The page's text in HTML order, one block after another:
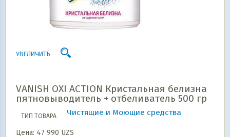
УВЕЛИЧИТЬ
VANISH OXI ACTION Кристальная белизна
пятновыводитель + отбеливатель 500 гр
ТИП ТОВАРА Чистящие и Моющие средства
Цена: 47 990 UZS